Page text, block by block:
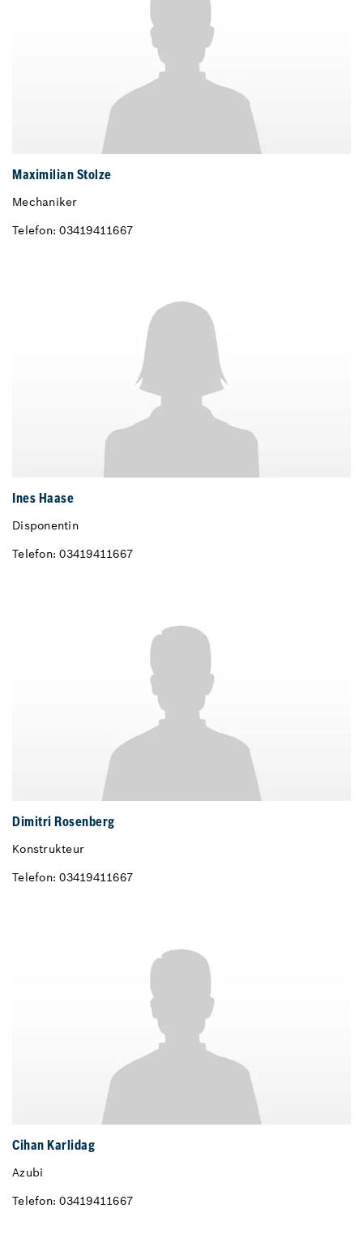
Maximilian Stolze
Mechaniker
Telefon: 03419411667
Ines Haase
Disponentin
Telefon: 03419411667
Dimitri Rosenberg
Konstrukteur
Telefon: 03419411667
Cihan Karlidag
Azubi
Telefon: 03419411667